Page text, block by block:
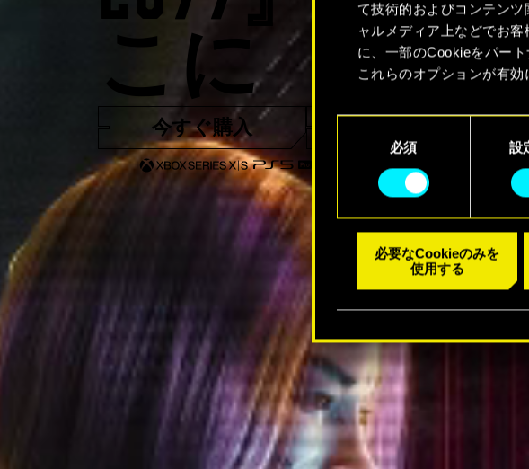
て技術的およびコンテン
ャルメディア上などでお
に、一部のCookieをパー
これらのオプションが有効
Cookieの使用およびパフ
メニューでご確認ください
必須 設
必要なCookieのみを
使用する
こに
今すぐ購入